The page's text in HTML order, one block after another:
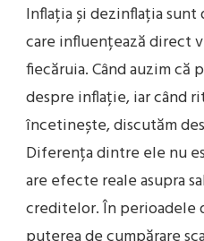
Inflația și dezinflația
care influențează direct
fiecăruia. Când auzim
despre inflație, iar când
încetinește, discutăm
Diferența dintre ele nu
are efecte reale asupra
creditelor. În perioadele